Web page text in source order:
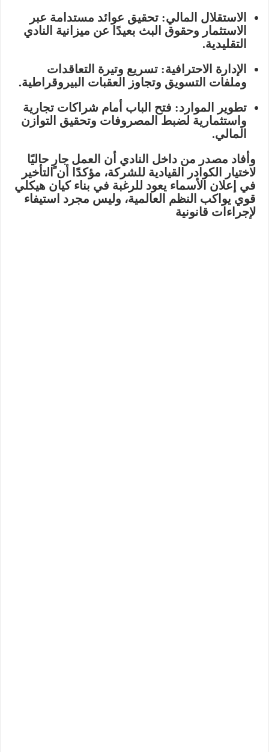
الاستقلال المالي: تحقيق عوائد مستدامة عبر
الاستثمار وحقوق البث بعيدًا عن ميزانية النادي
التقليدية.
الإدارة الاحترافية: تسريع وتيرة التعاقدات
وملفات التسويق وتجاوز العقبات البيروقراطية.
تطوير الموارد: فتح الباب أمام شراكات تجارية
واستثمارية لضبط المصروفات وتحقيق التوازن
المالي.
وأفاد مصدر من داخل النادي أن العمل جارٍ حاليًا
لاختيار الكوادر القيادية للشركة، مؤكدًا أن التأخير
في إعلان الأسماء يعود للرغبة في بناء كيان هيكلي
قوي يواكب النظم العالمية، وليس مجرد استيفاء
لإجراءات قانونية